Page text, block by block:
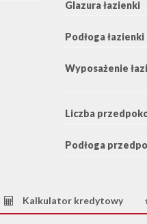
Glazura łazienki
Podłoga łazienki
Wyposażenie
Liczba
Podłoga
Kalkulator kredytowy